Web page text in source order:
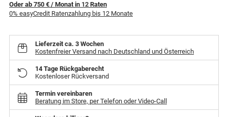
Oder ab 750 € / Monatin 12 Raten
0% easyCredit Ratenzahlung bis 12 Monate
Lieferzeitca. 3 Wochen
Kostenfreier Versand nach Deutschland und Österreich
14 Tage Rückgaberecht
Kostenloser Rückversand
Termin vereinbaren
Beratung im Store, per Telefon oder Video-Call